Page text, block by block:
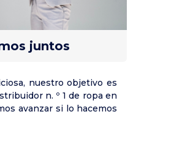
juntos
nuestro objetivo es
n. º 1 de ropa en
avanzar si lo hacemos